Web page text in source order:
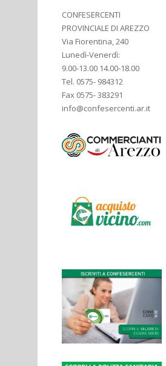
CONFESERCENTI
PROVINCIALE DI AREZZO
Via Fiorentina, 240
Lunedì-Venerdì:
9.00-13.00 14.00-18.00
Tel. 0575- 984312
Fax 0575- 383291
info@confesercenti.ar.it